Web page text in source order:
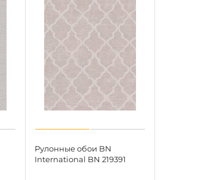
Рулонные обои BN
International BN 219391